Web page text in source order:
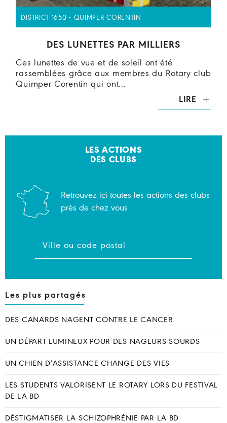
DISTRICT 1650 - QUIMPER CORENTIN
DES LUNETTES PAR MILLIERS
Ces lunettes de vue et de soleil ont été
rassemblées grâce aux membres du Rotary club
Quimper Corentin qui ont…
LIRE
LES ACTIONS
DES CLUBS
Retrouvez ici toutes les actions des clubs
près de chez vous
Les plus partagés
DES CANARDS NAGENT CONTRE LE CANCER
UN DÉPART LUMINEUX POUR DES NAGEURS SOURDS
UN CHIEN D’ASSISTANCE CHANGE DES VIES
LES STUDENTS VALORISENT LE ROTARY LORS DU FESTIVAL
DE LA BD
DÉSTIGMATISER LA SCHIZOPHRÉNIE PAR LA BD